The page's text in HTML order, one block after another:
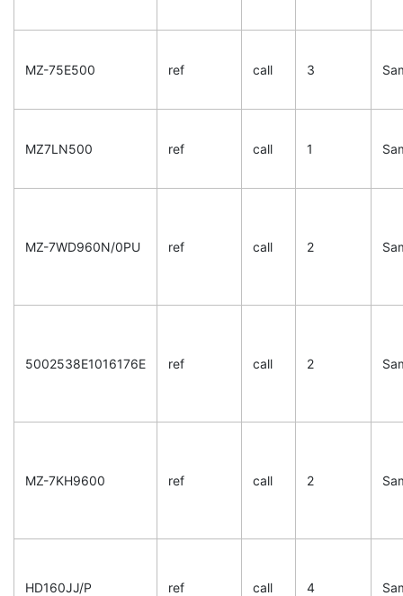
MZ-75E500 ref call 3
MZ7LN500 ref call 1
MZ-7WD960N/0PU ref call 2
5002538E1016176E ref call 2
MZ-7KH9600 ref call 2
HD160JJ/P ref call 4